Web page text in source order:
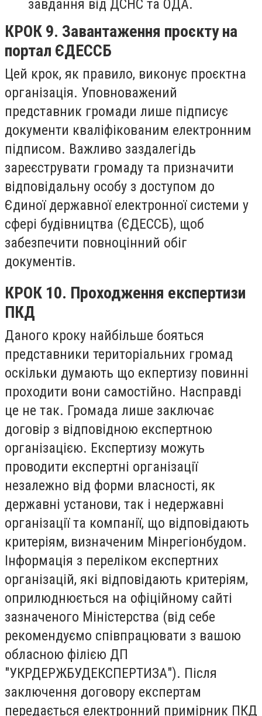
завдання від ДСНС та ОДА.
КРОК 9. Завантаження проєкту на
портал ЄДЕССБ
Цей крок, як правило, виконує проєктна
організація. Уповноважений
представник громади лише підписує
документи кваліфікованим електронним
підписом. Важливо заздалегідь
зареєструвати громаду та призначити
відповідальну особу з доступом до
Єдиної державної електронної системи у
сфері будівництва (ЄДЕССБ), щоб
забезпечити повноцінний обіг
документів.
КРОК 10. Проходження експертизи
ПКД
Даного кроку найбільше бояться
представники територіальних громад
оскільки думають що екпертизу повинні
проходити вони самостійно. Насправді
це не так. Громада лише заключає
договір з відповідною експертною
організацією. Експертизу можуть
проводити експертні організації
незалежно від форми власності, як
державні установи, так і недержавні
організації та компанії, що відповідають
критеріям, визначеним Мінрегіонбудом.
Інформація з переліком експертних
організацій, які відповідають критеріям,
оприлюднюється на офіційному сайті
зазначеного Міністерства (від себе
рекомендуємо співпрацювати з вашою
обласною філією ДП
"УКРДЕРЖБУДЕКСПЕРТИЗА"). Після
заключення договору експертам
передається електронний примірник ПКД